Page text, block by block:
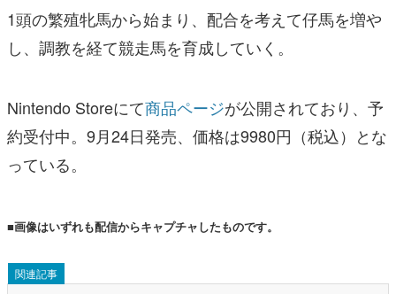
1頭の繁殖牝馬から始まり、配合を考えて仔馬を増や
し、調教を経て競走馬を育成していく。
Nintendo Storeにて商品ページが公開されており、予
約受付中。9月24日発売、価格は9980円（税込）とな
っている。
■画像はいずれも配信からキャプチャしたものです。
関連記事